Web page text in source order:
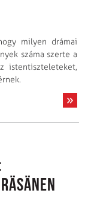
milyen drámai
száma szerte a
istentiszteleteket,